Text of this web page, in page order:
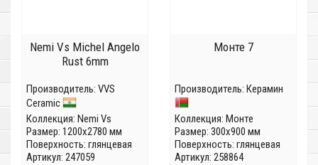
Nemi Vs Michel Angelo
Rust 6mm
Производитель: VVS
Ceramic
Коллекция: Nemi Vs
Размер: 1200x2780 мм
Поверхность: глянцевая
Артикул: 247059
Монте 7
Производитель: Керамин
Коллекция: Монте
Размер: 300x900 мм
Поверхность: глянцевая
Артикул: 258864